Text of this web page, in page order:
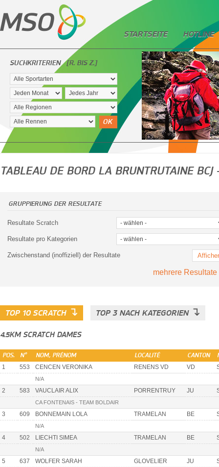
STARTSEITE HOTLINE
SUCHKRITERIEN [R. BIS Z.]
OK
TABLEAU DE BORD LA BRUNTRUTAINE
GRUPPIERUNG DER RESULTATE
Resultate Scratch
Resultate pro Kategorien
Zwischenstand (inoffiziell) der Resultate Afficher
mehrere Resultate
TOP 10 SCRATCH ↴ TOP 3 NACH KATEGORIEN ↴
4.5KM SCRATCH DAMES
POS. N° NOM, PRÉNOM LOCALITÉ CANTON
1 553 CENCEN VERONIKA RENENS VD VD
N/A
2 583 VAUCLAIR ALIX PORRENTRUY JU
CA FONTENAIS - TEAM BOLDAIR
3 609 BONNEMAIN LOLA TRAMELAN BE
N/A
4 502 LIECHTI SIMEA TRAMELAN BE
N/A
5 637 WOLFER SARAH GLOVELIER JU